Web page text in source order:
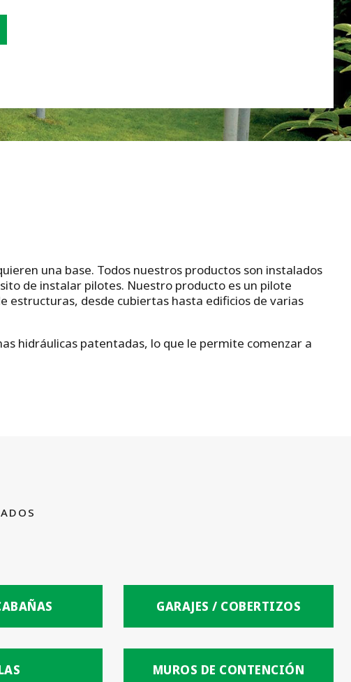
una base. Todos nuestros productos son instalados
de instalar pilotes. Nuestro producto es un pilote
estructuras, desde cubiertas hasta edificios de varias
hidráulicas patentadas, lo que le permite comenzar a
GARAJES / COBERTIZOS
MUROS DE CONTENCIÓN